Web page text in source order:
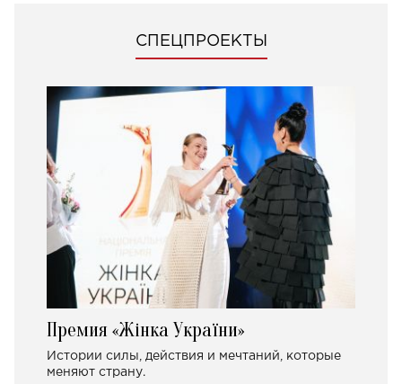
СПЕЦПРОЕКТЫ
Премия «Жінка України»
Истории силы, действия и мечтаний, которые
меняют страну.